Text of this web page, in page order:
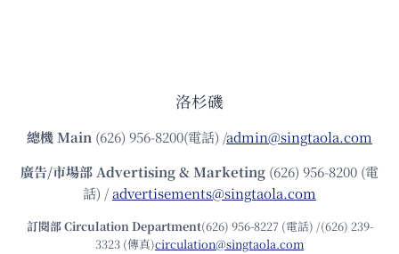
洛杉磯
總機Main (626) 956-8200(電話) /admin@singtaola.com
廣告/市場部Advertising & Marketing (626) 956-8200 (電
話) /advertisements@singtaola.com
訂閱部 Circulation Department(626) 956-8227 (電話) /(626) 239-
3323 (傳真)circulation@singtaola.com